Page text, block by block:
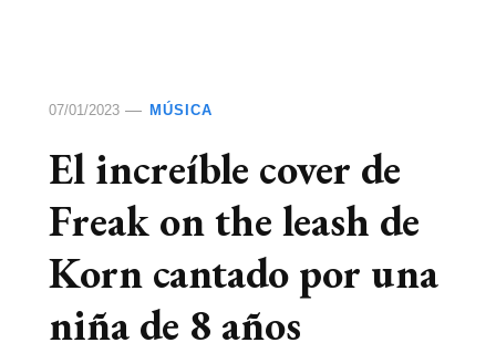
07/01/2023 MÚSICA
El increíble cover de
Freak on the leash de
Korn cantado por una
niña de 8 años